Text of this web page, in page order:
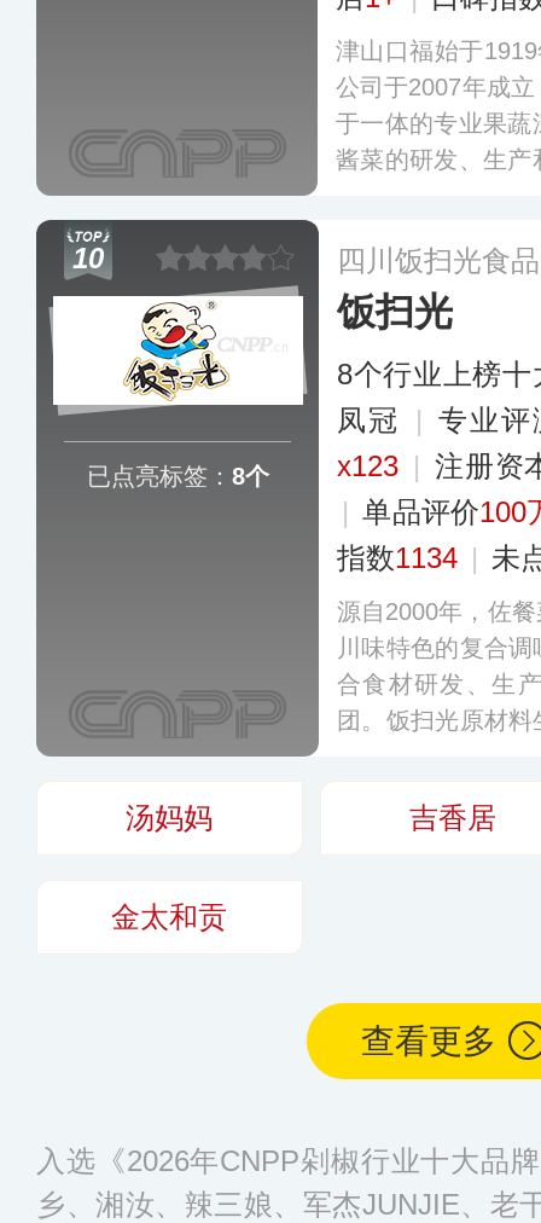
津山口福始于
公司于2007年成
于一体的专业果
酱菜的研发、生
家。更多
10
已点亮标签： 8个
四川饭扫光食
饭扫光
8个行业上榜十
凤冠
| 专业
x123 | 注册资
| 单品评价100
指数1134 | 未
源自2000年，佐
川味特色的复合
合食材研发、生
团。饭扫光原材
各省市的商超、
汤妈妈 吉香居
金太和贡
查看更多
入选《2026年CNPP剁椒行业十大品
乡、湘汝、辣三娘、军杰JUNJIE、老